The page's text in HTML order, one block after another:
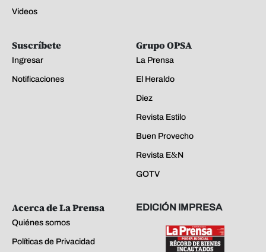
Videos
Suscríbete
Ingresar
Notificaciones
Grupo OPSA
La Prensa
El Heraldo
Diez
Revista Estilo
Buen Provecho
Revista E&N
GOTV
Acerca de La Prensa
Quiénes somos
Políticas de Privacidad
EDICIÓN IMPRESA